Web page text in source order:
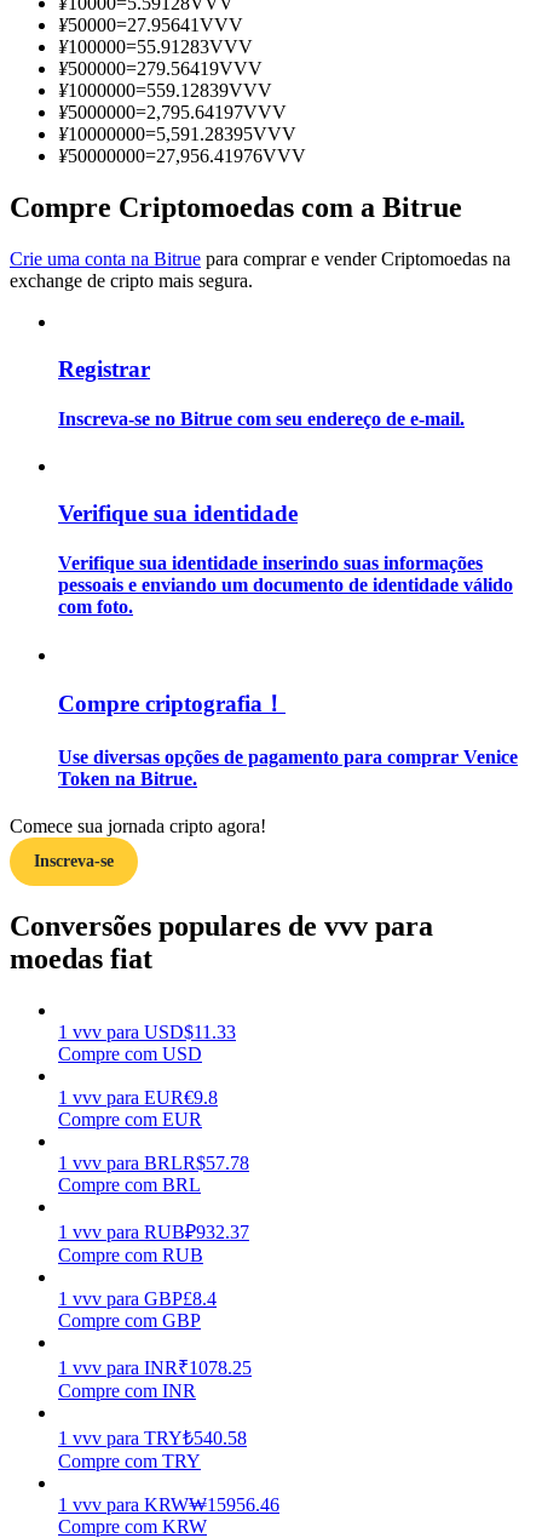
Informação
Guia
Estratégias de negociação
Aprenda como se manter lucrativo
Ganhar
Ganhe recompensas competitivas diariamente
Estacamento
¥50000=27.95641VVV
¥100000=55.91283VVV
¥500000=279.56419VVV
¥1000000=559.12839VVV
¥5000000=2,795.64197VVV
¥10000000=5,591.28395VVV
¥50000000=27,956.41976VVV
Compre Criptomoedas com a Bitrue
Crie uma conta na Bitrue para comprar e vender Criptomoedas na
exchange de cripto mais segura.
Registrar
Inscreva-se no Bitrue com seu endereço de e-mail.
Verifique sua identidade
Verifique sua identidade inserindo suas informações
pessoais e enviando um documento de identidade válido
com foto.
Compre criptografia！
Use diversas opções de pagamento para comprar Venice
Token na Bitrue.
Comece sua jornada cripto agora!
Inscreva-se
Conversões populares de vvv para
moedas fiat
1 vvv para USD$11.33
Compre com USD
1 vvv para EUR€9.8
Compre com EUR
1 vvv para BRLR$57.78
Compre com BRL
1 vvv para RUB₽932.37
Compre com RUB
1 vvv para GBP£8.4
Compre com GBP
1 vvv para INR₹1078.25
Compre com INR
1 vvv para TRY₺540.58
Compre com TRY
1 vvv para KRW₩15956.46
Compre com KRW